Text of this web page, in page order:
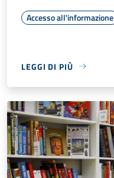
Accesso all'informazione
LEGGI DI PIÙ